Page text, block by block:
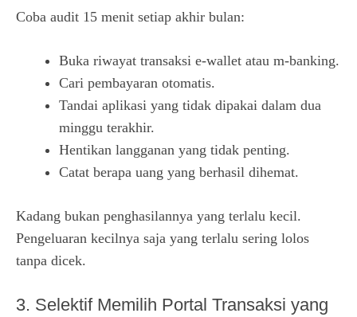
Coba audit 15 menit setiap akhir bulan:
Buka riwayat transaksi e-wallet atau m-banking.
Cari pembayaran otomatis.
Tandai aplikasi yang tidak dipakai dalam dua
minggu terakhir.
Hentikan langganan yang tidak penting.
Catat berapa uang yang berhasil dihemat.
Kadang bukan penghasilannya yang terlalu kecil.
Pengeluaran kecilnya saja yang terlalu sering lolos
tanpa dicek.
3. Selektif Memilih Portal Transaksi yang